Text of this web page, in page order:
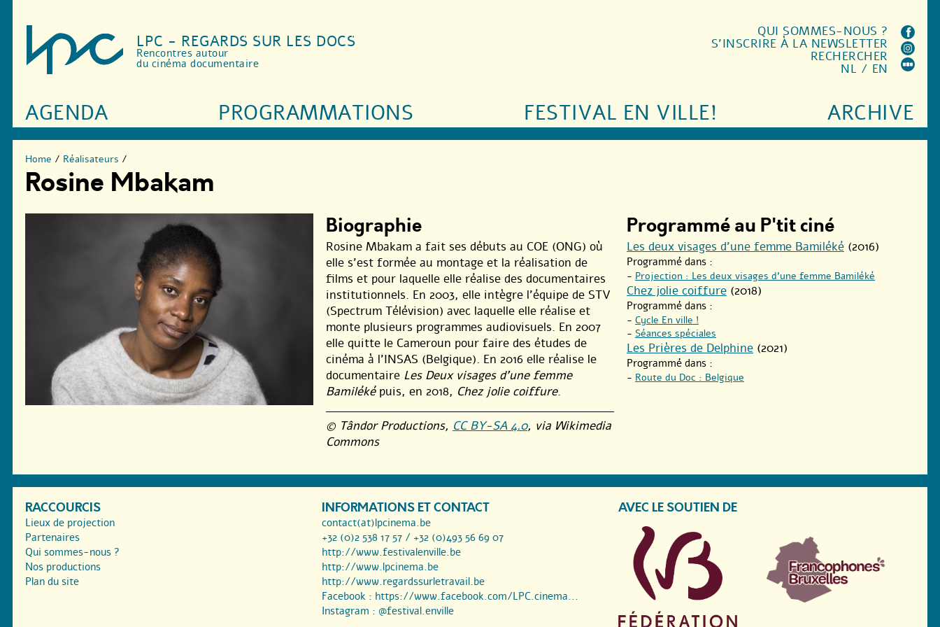
LPC - REGARDS SUR LES DOCS
Rencontres autour
du cinéma documentaire
AGENDA PROGRAMMATIONS FESTIVAL EN VILLE! ARCHIVE
QUI SOMMES-NOUS ?
S'INSCRIRE À LA NEWSLETTER
RECHERCHER
NL / EN
Home / Réalisateurs /
Rosine Mbakam
Biographie
Rosine Mbakam a fait ses débuts au COE (ONG) où
elle s’est formée au montage et la réalisation de
films et pour laquelle elle réalise des documentaires
institutionnels. En 2003, elle intègre l’équipe de STV
(Spectrum Télévision) avec laquelle elle réalise et
monte plusieurs programmes audiovisuels. En 2007
elle quitte le Cameroun pour faire des études de
cinéma à l’INSAS (Belgique). En 2016 elle réalise le
documentaire Les Deux visages d’une femme
Bamiléképuis, en 2018, Chez jolie coiffure.
© Tândor Productions, CC BY-SA 4.0, via Wikimedia
Commons
Programmé au P'tit ciné
Les deux visages d’une femme Bamiléké (2016)
Programmé dans :
- Projection : Les deux visages d’une femme Bamiléké
Chez jolie coiffure (2018)
Programmé dans :
- Cycle En ville !
- Séances spéciales
Les Prières de Delphine (2021)
Programmé dans :
- Route du Doc : Belgique
RACCOURCIS
Lieux de projection
Partenaires
Qui sommes-nous ?
Nos productions
Plan du site
INFORMATIONS ET CONTACT
contact(at)lpcinema.be
+32 (0)2 538 17 57 / +32 (0)493 56 69 07
http://www.festivalenville.be
http://www.lpcinema.be
http://www.regardssurletravail.be
Facebook : https://www.facebook.com/LPC.cinema...
Instagram : @festival.enville
AVEC LE SOUTIEN DE